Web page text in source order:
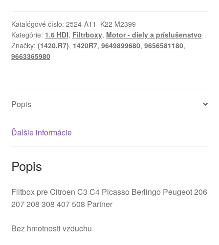
Katalógové číslo: 2524-A11_K22 M2399
Kategórie: 1.6 HDI, Filtrboxy, Motor - diely a príslušenstvo
Značky: (1420.R7), 1420R7, 9649899680, 9656581180,
9663365980
Popis
Ďalšie informácie
Popis
Filtbox pre Citroen C3 C4 Picasso Berlingo Peugeot 206
207 208 308 407 508 Partner
Bez hmotnosti vzduchu